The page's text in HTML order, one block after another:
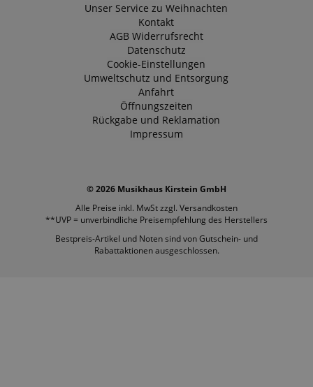
Unser Service zu Weihnachten
Kontakt
AGB Widerrufsrecht
Datenschutz
Cookie-Einstellungen
Umweltschutz und Entsorgung
Anfahrt
Öffnungszeiten
Rückgabe und Reklamation
Impressum
© 2026 Musikhaus Kirstein GmbH
Alle Preise inkl. MwSt zzgl. Versandkosten
**UVP = unverbindliche Preisempfehlung des Herstellers
Bestpreis-Artikel und Noten sind von Gutschein- und
Rabattaktionen ausgeschlossen.